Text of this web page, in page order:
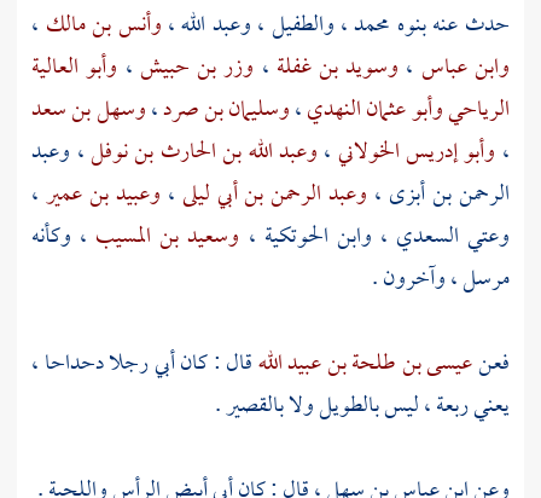
حدث عنه بنوه محمد،والطفيل،وعبد الله ،وأنس بن مالك ،
وابن عباس ، وسويد بن غفلة ، وزر بن حبيش، وأبو العالية
الرياحيوأبو عثمان النهدي،وسليمان بن صرد،وسهل بن سعد
، وأبو إدريس الخولاني،وعبد الله بن الحارث بن نوفل، وعبد
الرحمن بن أبزى ، وعبد الرحمن بن أبي ليلى، وعبيد بن عمير،
وعتي السعدي ، وابن الحوتكية ، وسعيد بن المسيب ، وكأنه
مرسل ، وآخرون .
فعنعيسى بن طلحة بن عبيد اللهقال : كانأبيرجلا دحداحا ،
يعني ربعة ، ليس بالطويل ولا بالقصير .